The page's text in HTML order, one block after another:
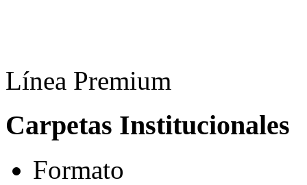
Línea Premium
Carpetas Institucionales
Formato